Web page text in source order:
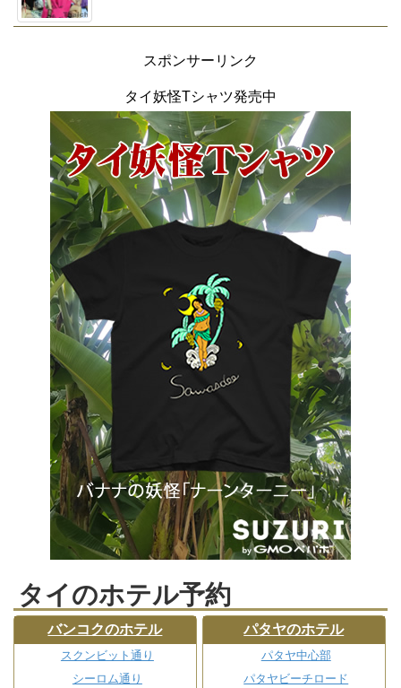
スポンサーリンク
タイ妖怪Tシャツ発売中
タイのホテル予約
バンコクのホテル
スクンビット通り
シーロム通り
パタヤのホテル
パタヤ中心部
パタヤビーチロード